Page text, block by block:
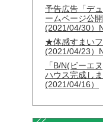
予告広告「デ
ームページ公
(2021/04/30）
★体感すまい
(2021/04/23）
「B/N(ビーエ
ハウス完成し
(2021/04/16）